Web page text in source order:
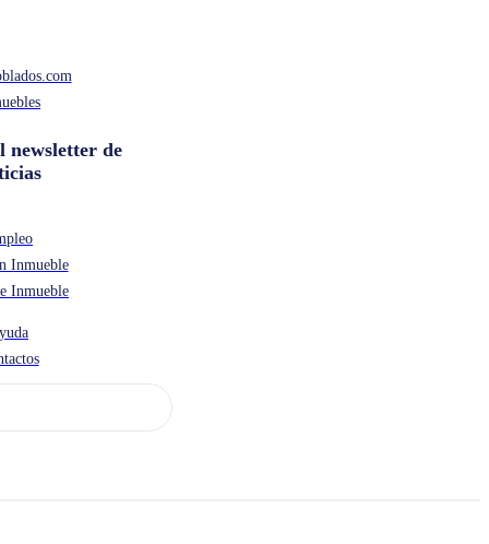
newsletter de
Inmueble
Inmueble